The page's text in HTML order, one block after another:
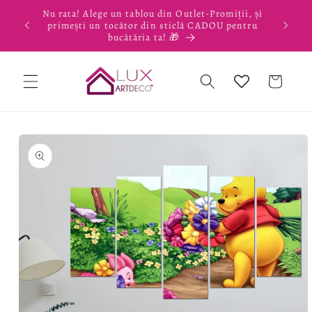
Salt la
conținut
Coș
informațiile
despre
produs